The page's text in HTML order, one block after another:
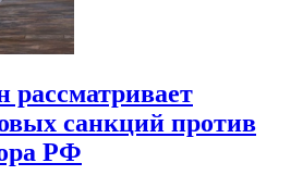
рассматривает
санкций против
РФ